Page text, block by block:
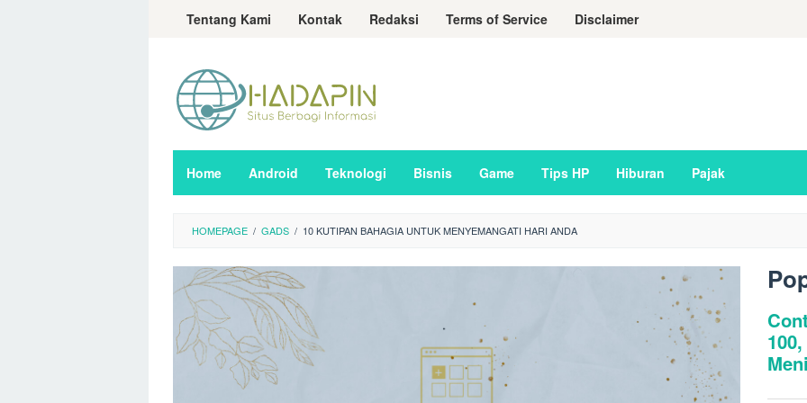
LoncatTentang Kami Kontak Redaksi Terms of Service Disclaimer
Home Android Teknologi Bisnis Game Tips HP Hiburan Pajak
HOMEPAGE / GADS / 10 KUTIPAN BAHAGIA UNTUK MENYEMANGATI HARI ANDA